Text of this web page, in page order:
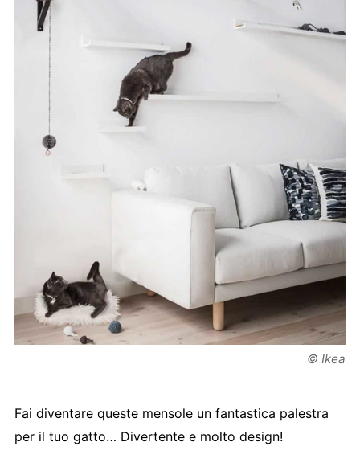
© Ikea
Fai diventare queste mensole un fantastica palestra
per il tuo gatto… Divertente e molto design!